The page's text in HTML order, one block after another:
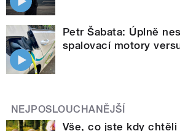
Petr Šabata: Úplně
spalovací motory
NEJPOSLOUCHANĚJŠÍ
Vše, co jste kdy chtěli